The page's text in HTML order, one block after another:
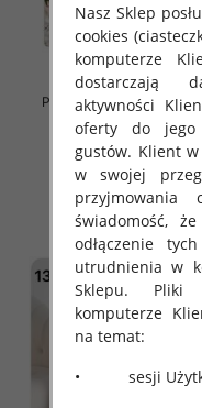
Piżama damska Roz
Mix kolor Paczka 12 szt
32.00 zł
szczegóły
Nasz Sklep
cookies
komputerze
dostarczają
aktywności
oferty do jego
gustów. Klient
w swojej
świadomość,
odłączenie
utrudnienia w
Sklepu. Pliki
komputerze
na temat:
• sesji